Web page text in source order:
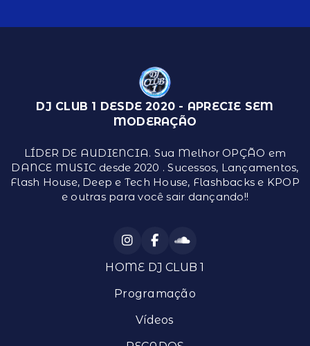
DJ CLUB 1 DESDE 2020 - APRECIE SEM
MODERAÇÃO
LÍDER DE AUDIENCIA. Sua Melhor OPÇÃO em
DANCE MUSIC desde 2020 . Sucessos, Lançamentos,
Flash House, Deep e Tech House, Flashbacks e KPOP
e outras para você sair dançando!!
HOME DJ CLUB 1
Programação
Vídeos